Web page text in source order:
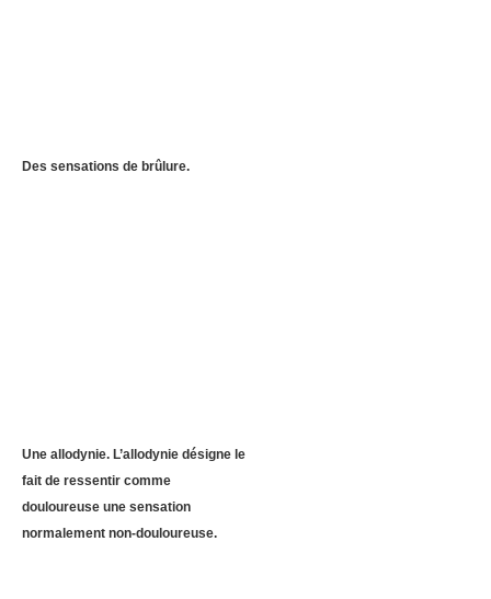
Des sensations de brûlure.
Une allodynie. L’allodynie désigne le
fait de ressentir comme
douloureuse une sensation
normalement non-douloureuse.